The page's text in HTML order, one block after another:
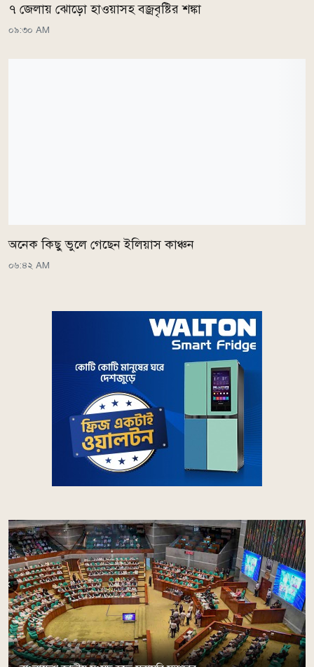
৭ জেলায় ঝোড়ো হাওয়াসহ বজ্রবৃষ্টির শঙ্কা
০৯:৩০ AM
অনেক কিছু ভুলে গেছেন ইলিয়াস কাঞ্চন
০৬:৪২ AM